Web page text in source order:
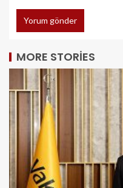
MORE STORIES